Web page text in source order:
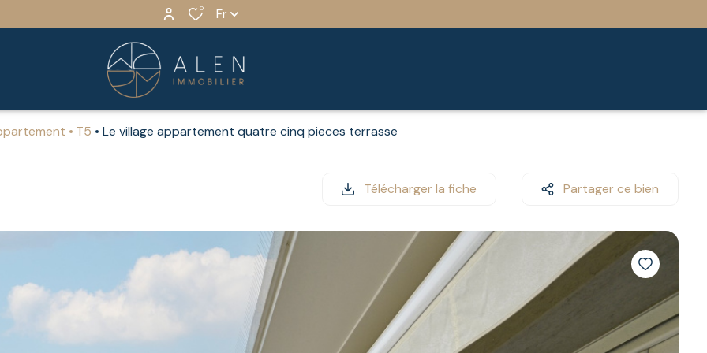
0 Fr
T5 Le village appartement quatre cinq pieces terrasse
Télécharger la fiche Partager ce bien